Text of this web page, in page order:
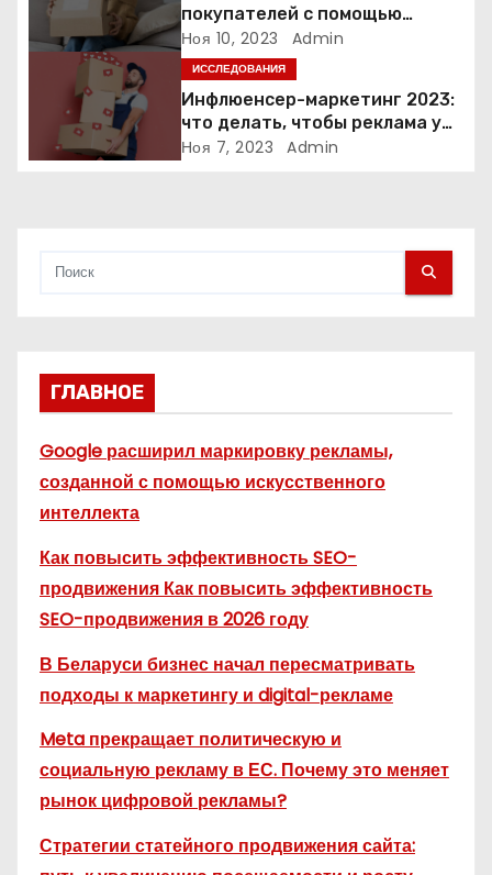
а
п
с
покупателей с помощью
неопределенности: 3 способа
Ноя 10, 2023 Admin
ИССЛЕДОВАНИЯ
Инфлюенсер-маркетинг 2023:
что делать, чтобы реклама у
блогеров работала?
Ноя 7, 2023 Admin
ГЛАВНОЕ
Google расширил маркировку рекламы,
созданной с помощью искусственного
интеллекта
Как повысить эффективность SEO-
продвижения Как повысить эффективность
SEO-продвижения в 2026 году
В Беларуси бизнес начал пересматривать
подходы к маркетингу и digital-рекламе
Meta прекращает политическую и
социальную рекламу в ЕС. Почему это меняет
рынок цифровой рекламы?
Стратегии статейного продвижения сайта: